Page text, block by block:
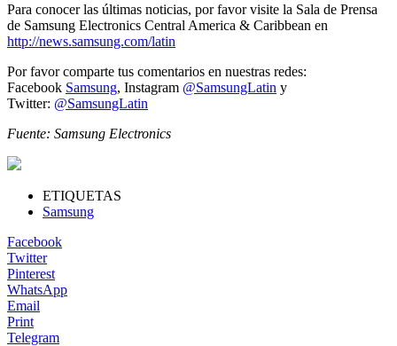
Para conocer las últimas noticias, por favor visite la Sala de Prensa
de Samsung Electronics Central America & Caribbean en
http://news.samsung.com/latin
Por favor comparte tus comentarios en nuestras redes:
Facebook Samsung, Instagram @SamsungLatin y
Twitter: @SamsungLatin
Fuente: Samsung Electronics
ETIQUETAS
Samsung
Facebook
Twitter
Pinterest
WhatsApp
Email
Print
Telegram